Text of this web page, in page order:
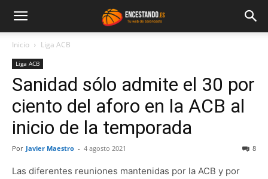
Inicio Liga ACB
Liga ACB
Sanidad sólo admite el 30 por
ciento del aforo en la ACB al
inicio de la temporada
Por Javier Maestro - 4 agosto 2021 8
Las diferentes reuniones mantenidas por la ACB y por